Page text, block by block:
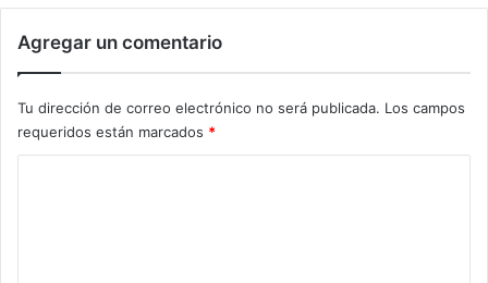
Agregar un comentario
Tu dirección de correo electrónico no será publicada. Los campos
requeridos están marcados *